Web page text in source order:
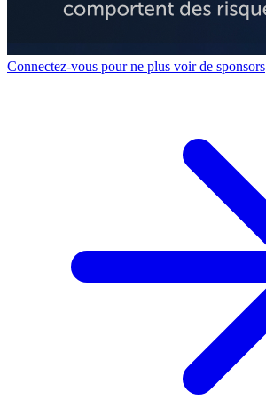
Connectez-vous pour ne plus voir de sponsors